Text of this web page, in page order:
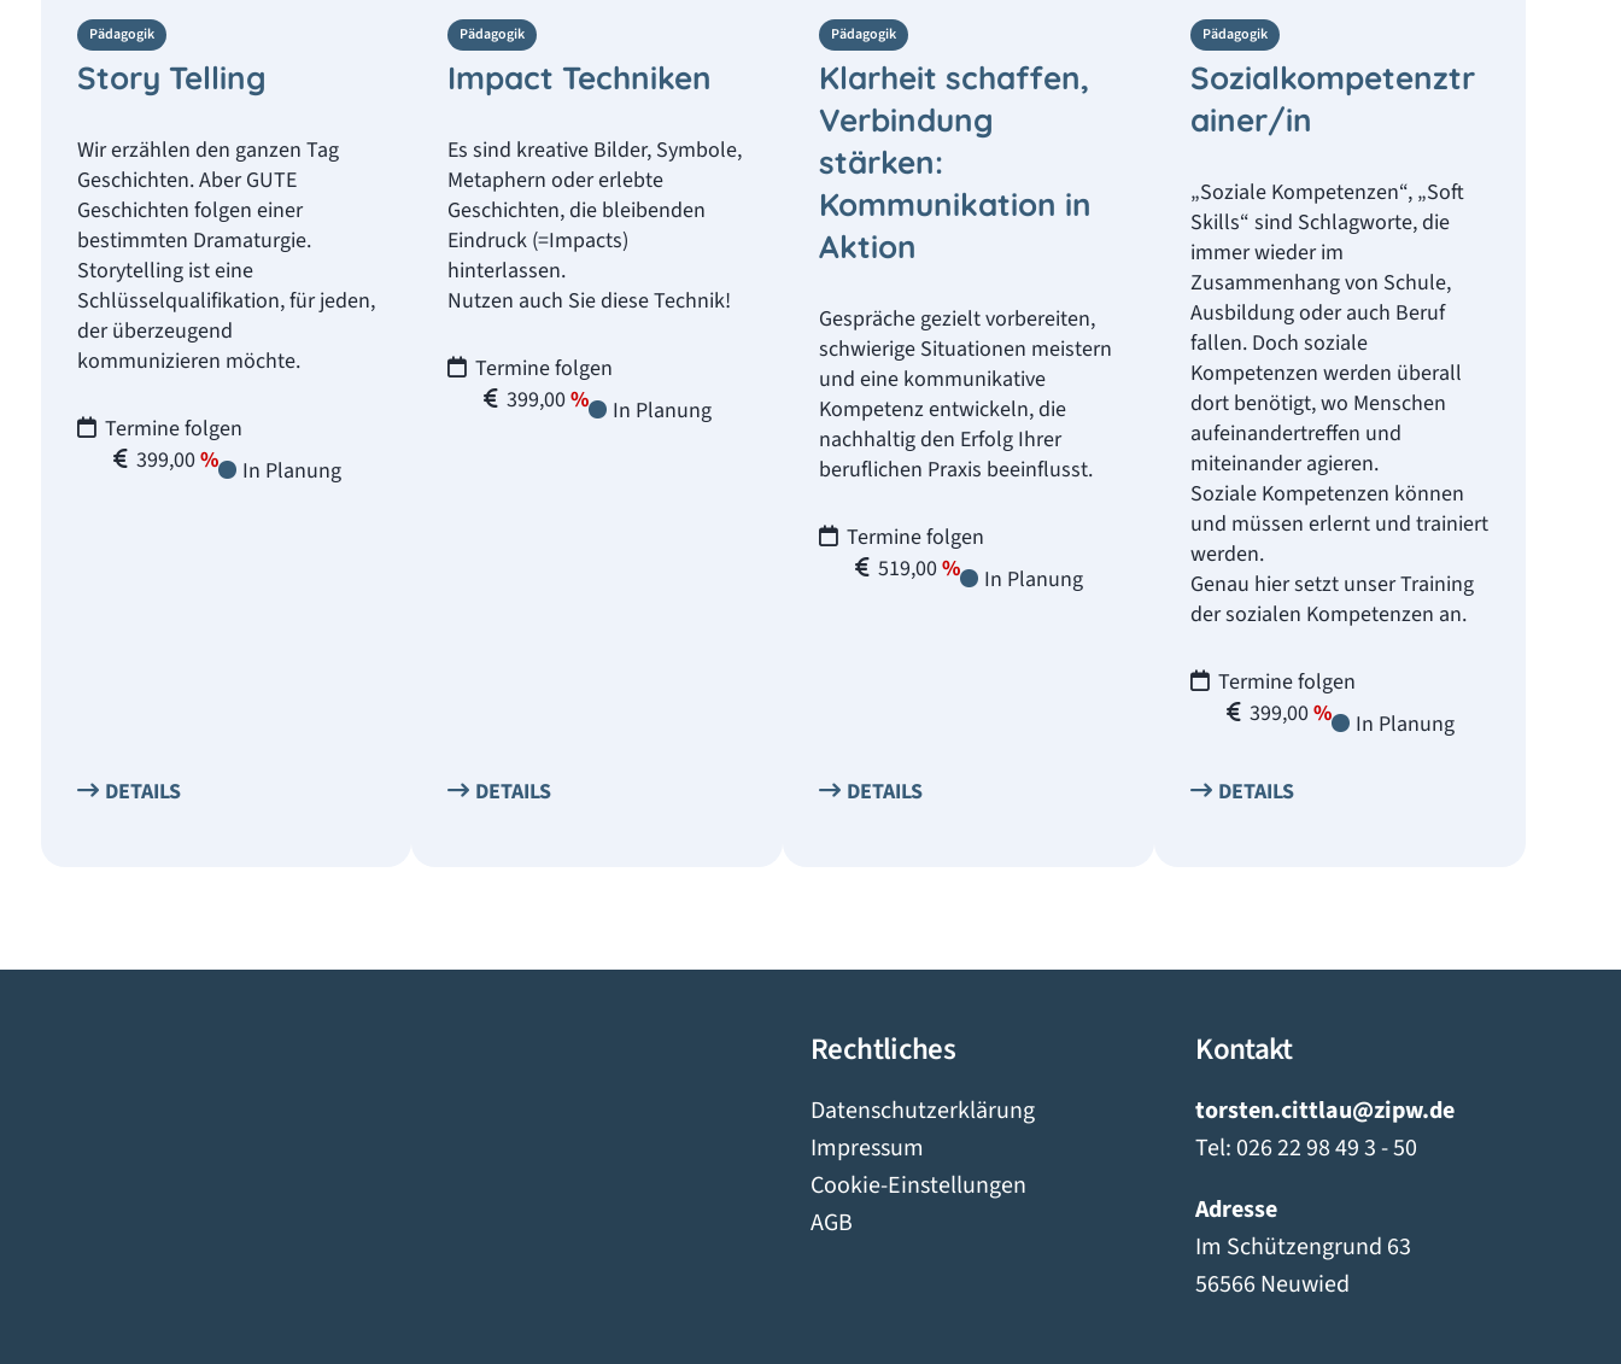
Pädagogik
Story Telling
Wir erzählen den ganzen Tag
Geschichten. Aber GUTE
Geschichten folgen einer
bestimmten Dramaturgie.
Storytelling ist eine
Schlüsselqualifikation, für jeden,
der überzeugend
kommunizieren möchte.
Termine folgen
399,00
In Planung
DETAILS
Pädagogik
Impact Techniken
Es sind kreative Bilder, Symbole,
Metaphern oder erlebte
Geschichten, die bleibenden
Eindruck (=Impacts)
hinterlassen.
Nutzen auch Sie diese Technik!
Termine folgen
399,00
In Planung
DETAILS
Pädagogik
Klarheit schaffen,
Verbindung
stärken:
Kommunikation in
Aktion
Gespräche gezielt vorbereiten,
schwierige Situationen meistern
und eine kommunikative
Kompetenz entwickeln, die
nachhaltig den Erfolg Ihrer
beruflichen Praxis beeinflusst.
Termine folgen
519,00
In Planung
DETAILS
Pädagogik
Sozialkompetenztr
ainer/in
„Soziale Kompetenzen“, „Soft
Skills“ sind Schlagworte, die
immer wieder im
Zusammenhang von Schule,
Ausbildung oder auch Beruf
fallen. Doch soziale
Kompetenzen werden überall
dort benötigt, wo Menschen
aufeinandertreffen und
miteinander agieren.
Soziale Kompetenzen können
und müssen erlernt und trainiert
werden.
Genau hier setzt unser Training
der sozialen Kompetenzen an.
Termine folgen
399,00
In Planung
DETAILS
Rechtliches
Datenschutzerklärung
Impressum
Cookie-Einstellungen
AGB
Kontakt
torsten.cittlau@zipw.de
Tel: 026 22 98 49 3 - 50
Adresse
Im Schützengrund 63
56566 Neuwied